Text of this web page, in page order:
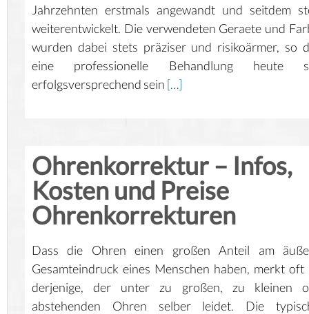
Jahrzehnten erstmals angewandt und seitdem
weiterentwickelt. Die verwendeten Geraete und
wurden dabei stets präziser und risikoärmer, so
eine professionelle Behandlung heute
erfolgsversprechend sein […]
Ohrenkorrektur – Infos,
Kosten und Preise
Ohrenkorrekturen
Dass die Ohren einen großen Anteil am
Gesamteindruck eines Menschen haben, merkt oft
derjenige, der unter zu großen, zu kleinen
abstehenden Ohren selber leidet. Die